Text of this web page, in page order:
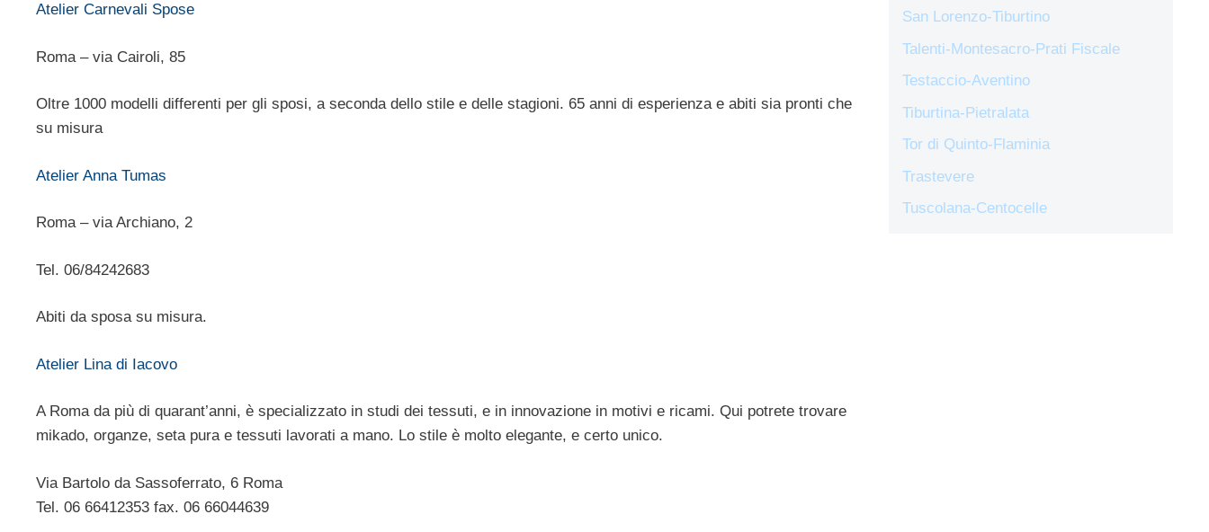
Atelier Carnevali Spose
Roma – via Cairoli, 85
Oltre 1000 modelli differenti per gli sposi, a seconda dello stile e delle stagioni. 65 anni di esperienza e abiti sia pronti che
su misura
Atelier Anna Tumas
Roma – via Archiano, 2
Tel. 06/84242683
Abiti da sposa su misura.
Atelier Lina di Iacovo
A Roma da più di quarant’anni, è specializzato in studi dei tessuti, e in innovazione in motivi e ricami. Qui potrete trovare
mikado, organze, seta pura e tessuti lavorati a mano. Lo stile è molto elegante, e certo unico.
Via Bartolo da Sassoferrato, 6 Roma
Tel. 06 66412353 fax. 06 66044639
San Lorenzo-Tiburtino
Talenti-Montesacro-Prati Fiscale
Testaccio-Aventino
Tiburtina-Pietralata
Tor di Quinto-Flaminia
Trastevere
Tuscolana-Centocelle